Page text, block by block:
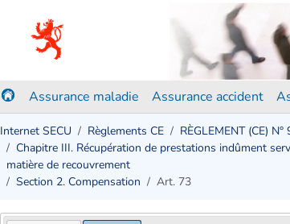
Assurance maladie Assurance accident
Internet SECU Règlements CE RÈGLEMENT (CE)
Chapitre III. Récupération de prestations indûment
matière de recouvrement
Section 2. Compensation
Art. 73